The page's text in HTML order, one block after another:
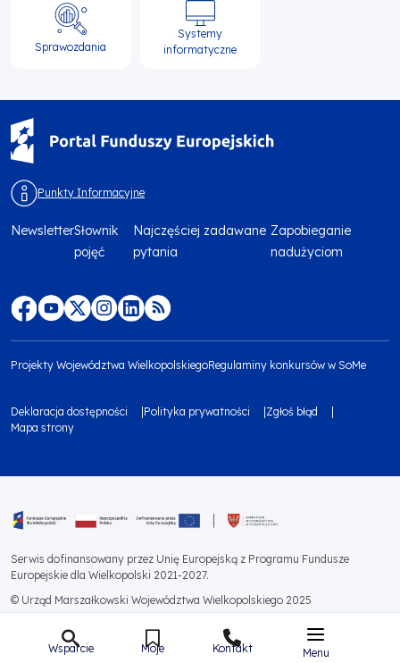
Wsparcie Moje Kontakt Menu
Sprawozdania
Systemy
informatyczne
Punkty Informacyjne
Menu
footer
społecznościowe
top
NewsletterSłownik
pojęć
Najczęściej zadawane
pytania
Zapobieganie
nadużyciom
footer
Projekty Województwa WielkopolskiegoRegulaminy konkursów w SoMe
Menu
footer
2
Deklaracja dostępności Polityka prywatności
Zgłoś błąd
Mapa strony
Serwis dofinansowany przez Unię Europejską z Programu Fundusze
Europejskie dla Wielkopolski 2021-2027.
© Urząd Marszałkowski Województwa Wielkopolskiego 2025